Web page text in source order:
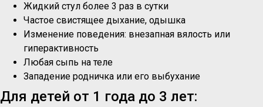
Жидкий стул более 3 раз в сутки
Частое свистящее дыхание, одышка
Изменение поведения: внезапная вялость или
гиперактивность
Любая сыпь на теле
Западение родничка или его выбухание
Для детей от 1 года до 3 лет: